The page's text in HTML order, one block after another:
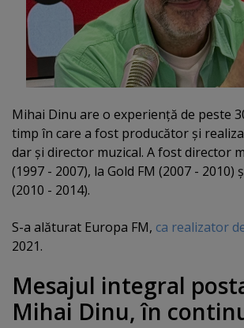
Mihai Dinu are o experienţă de peste
timp în care a fost producător şi
dar şi director muzical. A fost director
(1997 - 2007), la Gold FM (2007 - 2010)
(2010 - 2014).
S-a alăturat Europa FM, ca realizator
2021.
Mesajul integral
Mihai Dinu, în